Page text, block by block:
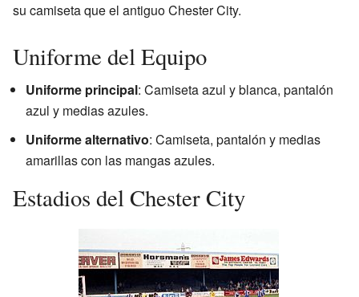
su camiseta que el antiguo Chester City.
Uniforme del Equipo
Uniforme principal: Camiseta azul y blanca, pantalón
azul y medias azules.
Uniforme alternativo: Camiseta, pantalón y medias
amarillas con las mangas azules.
Estadios del Chester City